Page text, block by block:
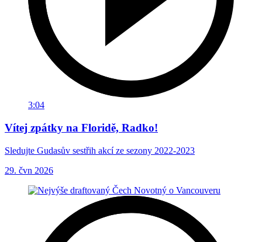
3:04
Vítej zpátky na Floridě, Radko!
Sledujte Gudasův sestřih akcí ze sezony 2022-2023
29. čvn 2026